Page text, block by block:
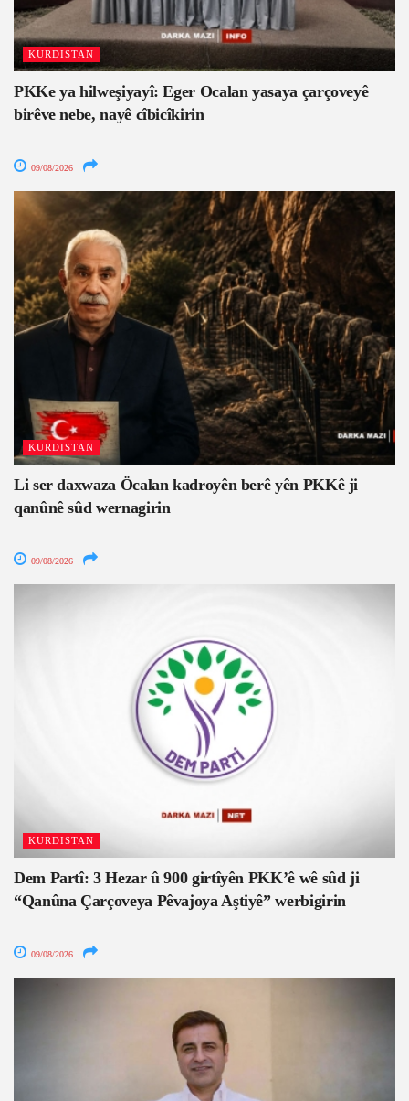
KURDISTAN
PKKe ya hilweşiyayî: Eger Ocalan yasaya çarçoveyê
birêve nebe, nayê cîbicîkirin
09/08/2026
KURDISTAN
Li ser daxwaza Öcalan kadroyên berê yên PKKê ji
qanûnê sûd wernagirin
09/08/2026
KURDISTAN
Dem Partî: 3 Hezar û 900 girtîyên PKK’ê wê sûd ji
“Qanûna Çarçoveya Pêvajoya Aştiyê” werbigirin
09/08/2026